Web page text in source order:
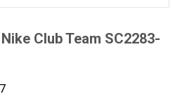
Club Team SC2283-